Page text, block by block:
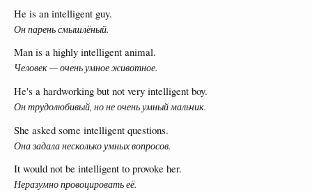
He is an intelligent guy.
Он парень смышлёный.
Man is a highly intelligent animal.
Человек — очень умное животное.
He's a hardworking but not very intelligent boy.
Он трудолюбивый, но не очень умный мальчик.
She asked some intelligent questions.
Она задала несколько умных вопросов.
It would not be intelligent to provoke her.
Неразумно провоцировать её.